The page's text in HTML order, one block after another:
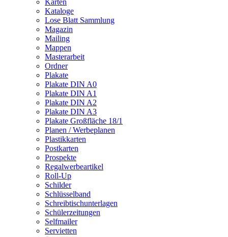
Karten
Kataloge
Lose Blatt Sammlung
Magazin
Mailing
Mappen
Masterarbeit
Ordner
Plakate
Plakate DIN A0
Plakate DIN A1
Plakate DIN A2
Plakate DIN A3
Plakate Großfläche 18/1
Planen / Werbeplanen
Plastikkarten
Postkarten
Prospekte
Regalwerbeartikel
Roll-Up
Schilder
Schlüsselband
Schreibtischunterlagen
Schülerzeitungen
Selfmailer
Servietten